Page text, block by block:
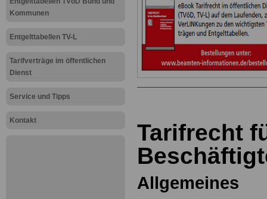
Kommunen
Entgelttabellen TV-L
Tarifverträge im öffentlichen
Dienst
Service und Tipps
Kontakt
Tarifrecht
Allgemeines